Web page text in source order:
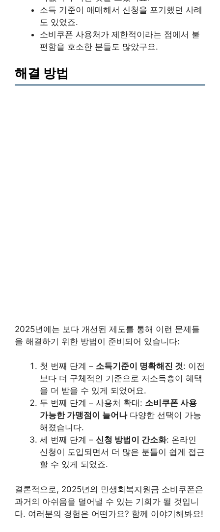
소득 기준이 애매해서 신청을 포기했던 사례
도 있었죠.
소비쿠폰 사용처가 제한적이라는 점에서 불
편함을 호소한 분들도 많았구요.
해결 방법
2025년에는 보다 개선된 제도를 통해 이런 문제들
을 해결하기 위한 방법이 준비되어 있습니다:
첫 번째 단계 – 소득기준이 명확해진 것: 이전
보다 더 구체적인 기준으로 저소득층이 혜택
을 더 받을 수 있게 되었어요.
두 번째 단계 – 사용처 확대: 소비쿠폰 사용
가능한 가맹점이 늘어나다양한 선택이 가능
해졌습니다.
세 번째 단계 – 신청 방법이 간소화: 온라인
신청이 도입되면서 더 많은 분들이 쉽게 접근
할 수 있게 되었죠.
결론적으로, 2025년의 민생회복지원금 소비쿠폰은
과거의 아쉬움을 덜어낼 수 있는 기회가 될 것입니
다. 여러분의 경험은 어떤가요? 함께 이야기해봐요!